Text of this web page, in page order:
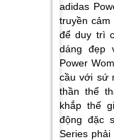
adidas
truyền
để duy trì
dáng đẹp
Power
cầu với sứ
thần thể
khắp thế
động đặc
Series